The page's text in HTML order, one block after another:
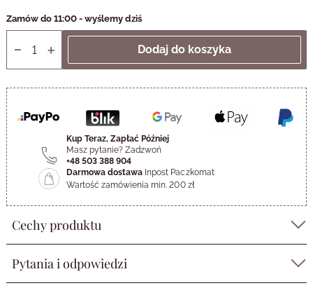
Zamów do 11:00 - wyślemy dziś
Kup Teraz, Zapłać Później
Masz pytanie? Zadzwoń
+48 503 388 904
Darmowa dostawa Inpost Paczkomat
Wartość zamówienia min. 200 zł
Cechy produktu
Pytania i odpowiedzi